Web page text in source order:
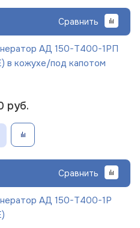
Сравнить
АД 150-Т400-1РП
в кожухе/под капотом
руб.
Сравнить
АД 150-Т400-1Р